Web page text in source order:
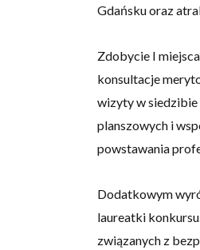
Gdańsku oraz
Zdobycie I
konsultacje
wizyty w siedzibie
planszowych i
powstawania
Dodatkowym
laureatki
związanych z